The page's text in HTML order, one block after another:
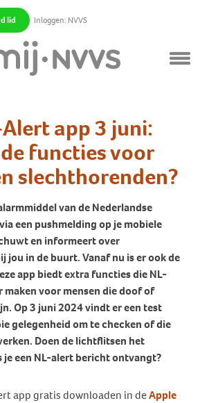
lid Inloggen: NVVS
app 3 juni:
functies voor
slechthorenden?
van de Nederlandse
een pushmelding op je mobiele
en informeert over
jou in de buurt. Vanaf nu is er ook de
app biedt extra functies die NL-
voor mensen die doof of
Op 3 juni 2024 vindt er een test
gelegenheid om te checken of die
Doen de lichtflitsen het
je een NL-alert bericht ontvangt?
app gratis downloaden in deApple